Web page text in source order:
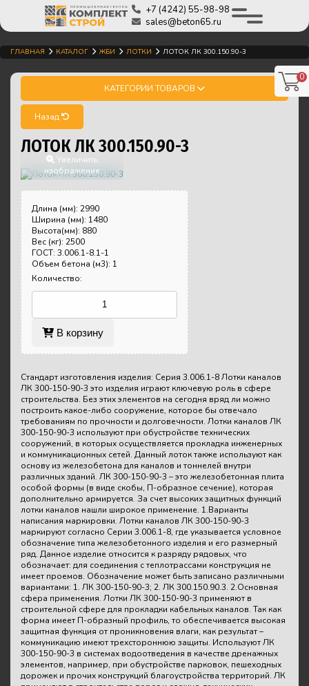
+7 (4242) 55-98-98
sales@beton65.ru
0
ГЛАВНАЯ КАТАЛОГ ЖБИ ЛОТКИ ЛОТОК ЛК 300.150.90-3
КАТЕГОРИИ ТОВАРОВ
Назад
ЛОТОК ЛК 300.150.90-3
Увеличить
изображение
Длина (мм): 2990
Ширина (мм): 1480
Высота(мм): 880
Вес (кг): 2500
ГОСТ: 3.006.1-8.1-1
Объем бетона (м3): 1
Количество:
В корзину
Стандарт изготовления изделия: Серия 3.006.1-8 Лотки каналов
ЛК 300-150-90-3 это изделия играют ключевую роль в сфере
строительства. Без этих элементов на сегодня вряд ли можно
построить какое-либо сооружение, которое бы отвечало
требованиям по прочности и долговечности. Лотки каналов ЛК
300-150-90-3 используют при обустройстве технических
сооружений, в которых осуществляется прокладка инженерных
и коммуникационных сетей. Данный лоток также используют как
основу из железобетона для каналов и тоннелей внутри
различных зданий. ЛК 300-150-90-3 – это железобетонная плита
особой формы (в виде скобы, П-образное сечение), которая
дополнительно армируется. За счет высоких защитных функций
лотки каналов нашли широкое применение. 1.Варианты
написания маркировки. Лотки каналов ЛК 300-150-90-3
маркируют согласно Серии 3.006.1-8, где указывается условное
обозначение типа железобетонного изделия и его размерный
ряд. Данное изделие относится к разряду рядовых, что
обозначает: для соединения с теплотрассами конструкция не
имеет проемов. Обозначение может быть записано различными
вариантами: 1. ЛК 300-150-90-3; 2. ЛК 300.150.90.3. 2.Основная
сфера применения. Лотки ЛК 300-150-90-3 применяют в
строительной сфере для прокладки кабельных каналов. Так как
форма имеет П-образный профиль, то обеспечивается высокая
защитная функция от проникновения влаги, как результат –
коммуникацию имеют трехстороннюю защиты. Используют ЛК
300-150-90-3 в системах водоотведения в качестве дренажных
элементов, например, при обустройстве парковок, пешеходных
дорожек и прочих конструкций благоустройства территорий. ЛК